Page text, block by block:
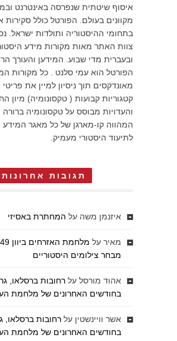
איסוף שיטתית שנפרסה באינטרנט
מקוונים בעולם. הפורטל כולל סקירות
בתחומי ההיסטוריה ותולדות ישראל.
צוות האתר מאות מקורות מידע
ובעברית מדי שבוע. המידען והעורך
הפורטל הוא עמי סלנט . כל מקורות
מאונדקסים תוך ניסיון למיין את
קטגוריות קבועות ( טקסונומיה) מיון
והעדויות מבוסס על טקסונומיה ברורה
המהווה קו-מארגן של כל מאגר המידע
לתיעוד היסטורי מעמיק.
תגובות אחרונות
איזנמן משה על המחתרת באסיזי
מאיר על
מבחר צילומים היסטוריים
אהוד מורסל על רחובות ברסלאו,
בחודשים האחרונים של מלחמת
אשר וויינשטין על רחובות ברסלאו,
בחודשים האחרונים של מלחמת